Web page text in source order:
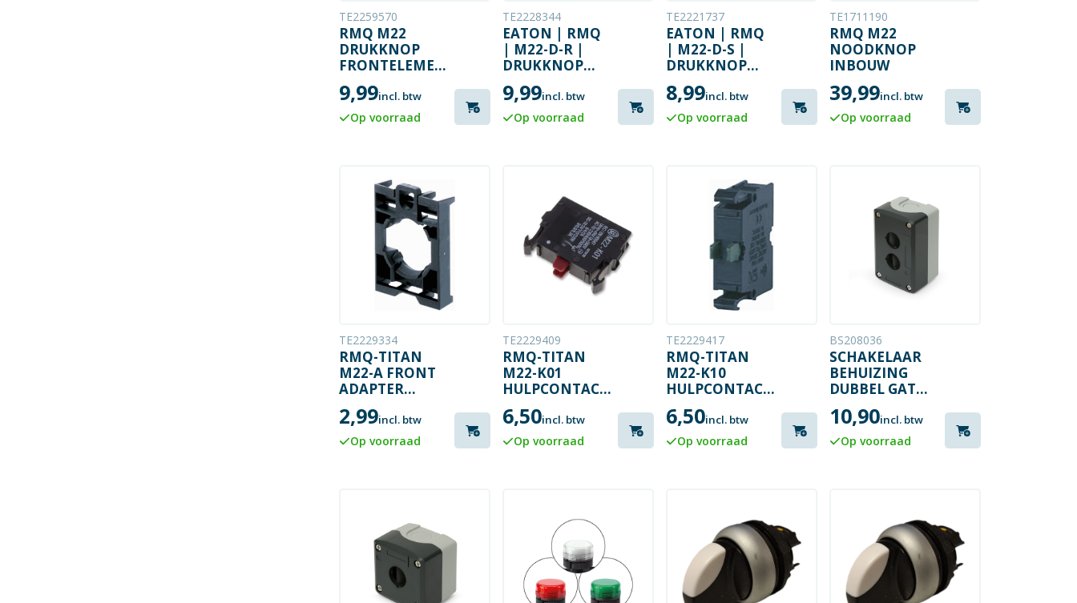
TE2259570
RMQ M22
DRUKKNOP
FRONTELEMENT
GROEN
9,99incl. btw
Op voorraad
TE2228344
EATON | RMQ
| M22-D-R |
DRUKKNOP
FRONTELEMENT
| ROOD
9,99incl. btw
Op voorraad
TE2221737
EATON | RMQ
| M22-D-S |
DRUKKNOP
FRONTELEMENT
| ZWART
8,99incl. btw
Op voorraad
TE1711190
RMQ M22
NOODKNOP
INBOUW
39,99incl. btw
Op voorraad
TE2229334
RMQ-TITAN
M22-A FRONT
ADAPTER
DRUKKNOP/SIGNAALLAMPHOUDER
2,99incl. btw
Op voorraad
TE2229409
RMQ-TITAN
M22-K01
HULPCONTACTBLOK
VERBREEK
6,50incl. btw
Op voorraad
TE2229417
RMQ-TITAN
M22-K10
HULPCONTACTBLOK
MAAK
6,50incl. btw
Op voorraad
BS208036
SCHAKELAAR
BEHUIZING
DUBBEL GAT
22MM
10,90incl. btw
Op voorraad